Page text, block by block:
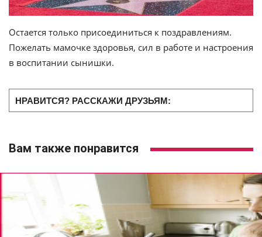
Остается только присоединиться к поздравлениям.
Пожелать мамочке здоровья, сил в работе и настроения
в воспитании сынишки.
НРАВИТСЯ? РАССКАЖИ ДРУЗЬЯМ:
Вам также понравится